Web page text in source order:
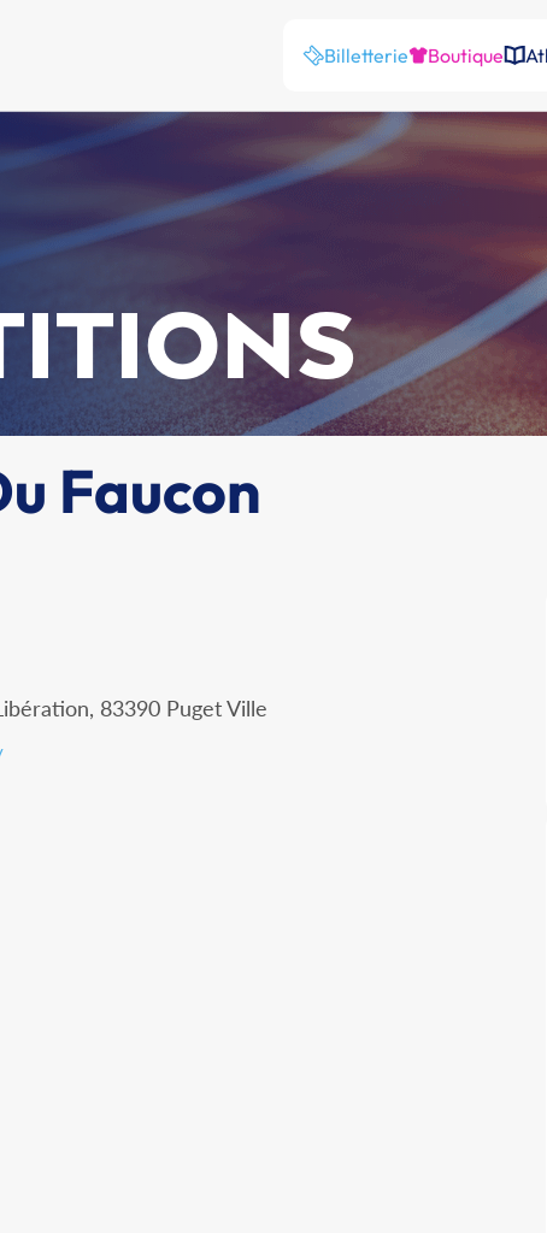
Billetterie Boutique
Faucon
83390 Puget Ville